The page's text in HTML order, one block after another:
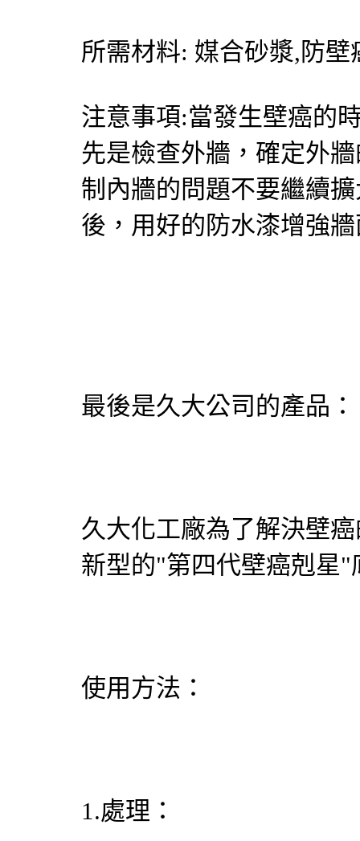
所需材料: 媒合砂漿,防壁
注意事項:當發生壁癌的
先是檢查外牆，確定外
制內牆的問題不要繼續
後，用好的防水漆增強
最後是久大公司的產品：
久大化工廠為了解決壁
新型的"第四代壁癌剋星"
使用方法：
1.處理：